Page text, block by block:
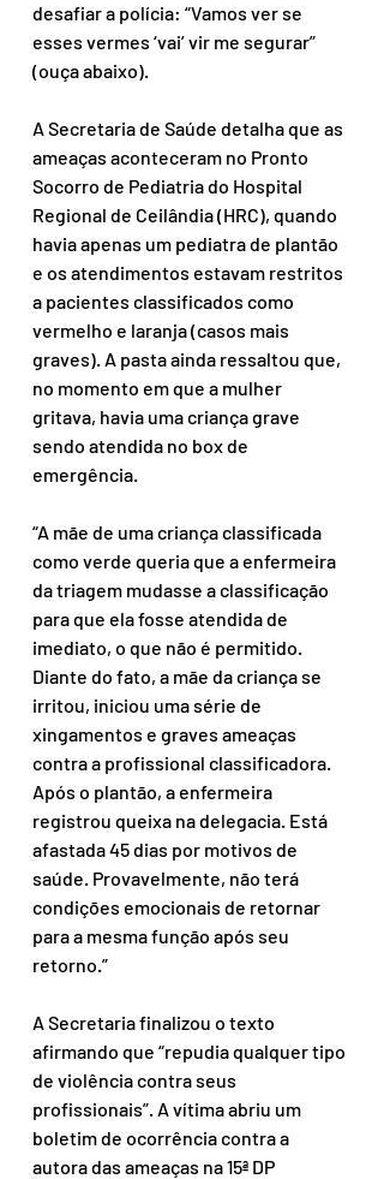
desafiar a polícia: “Vamos ver se
esses vermes ‘vai’ vir me segurar”
(ouça abaixo).
A Secretaria de Saúde detalha que as
ameaças aconteceram no Pronto
Socorro de Pediatria do Hospital
Regional de Ceilândia (HRC), quando
havia apenas um pediatra de plantão
e os atendimentos estavam restritos
a pacientes classificados como
vermelho e laranja (casos mais
graves). A pasta ainda ressaltou que,
no momento em que a mulher
gritava, havia uma criança grave
sendo atendida no box de
emergência.
“A mãe de uma criança classificada
como verde queria que a enfermeira
da triagem mudasse a classificação
para que ela fosse atendida de
imediato, o que não é permitido.
Diante do fato, a mãe da criança se
irritou, iniciou uma série de
xingamentos e graves ameaças
contra a profissional classificadora.
Após o plantão, a enfermeira
registrou queixa na delegacia. Está
afastada 45 dias por motivos de
saúde. Provavelmente, não terá
condições emocionais de retornar
para a mesma função após seu
retorno.”
A Secretaria finalizou o texto
afirmando que “repudia qualquer tipo
de violência contra seus
profissionais”. A vítima abriu um
boletim de ocorrência contra a
autora das ameaças na 15ª DP